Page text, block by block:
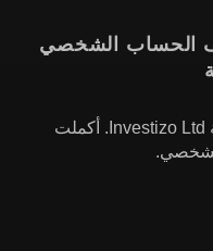
الحساب الشخصي
قسم تكنولوجيا المعلومات في شركة Investizo Ltd. أكملت